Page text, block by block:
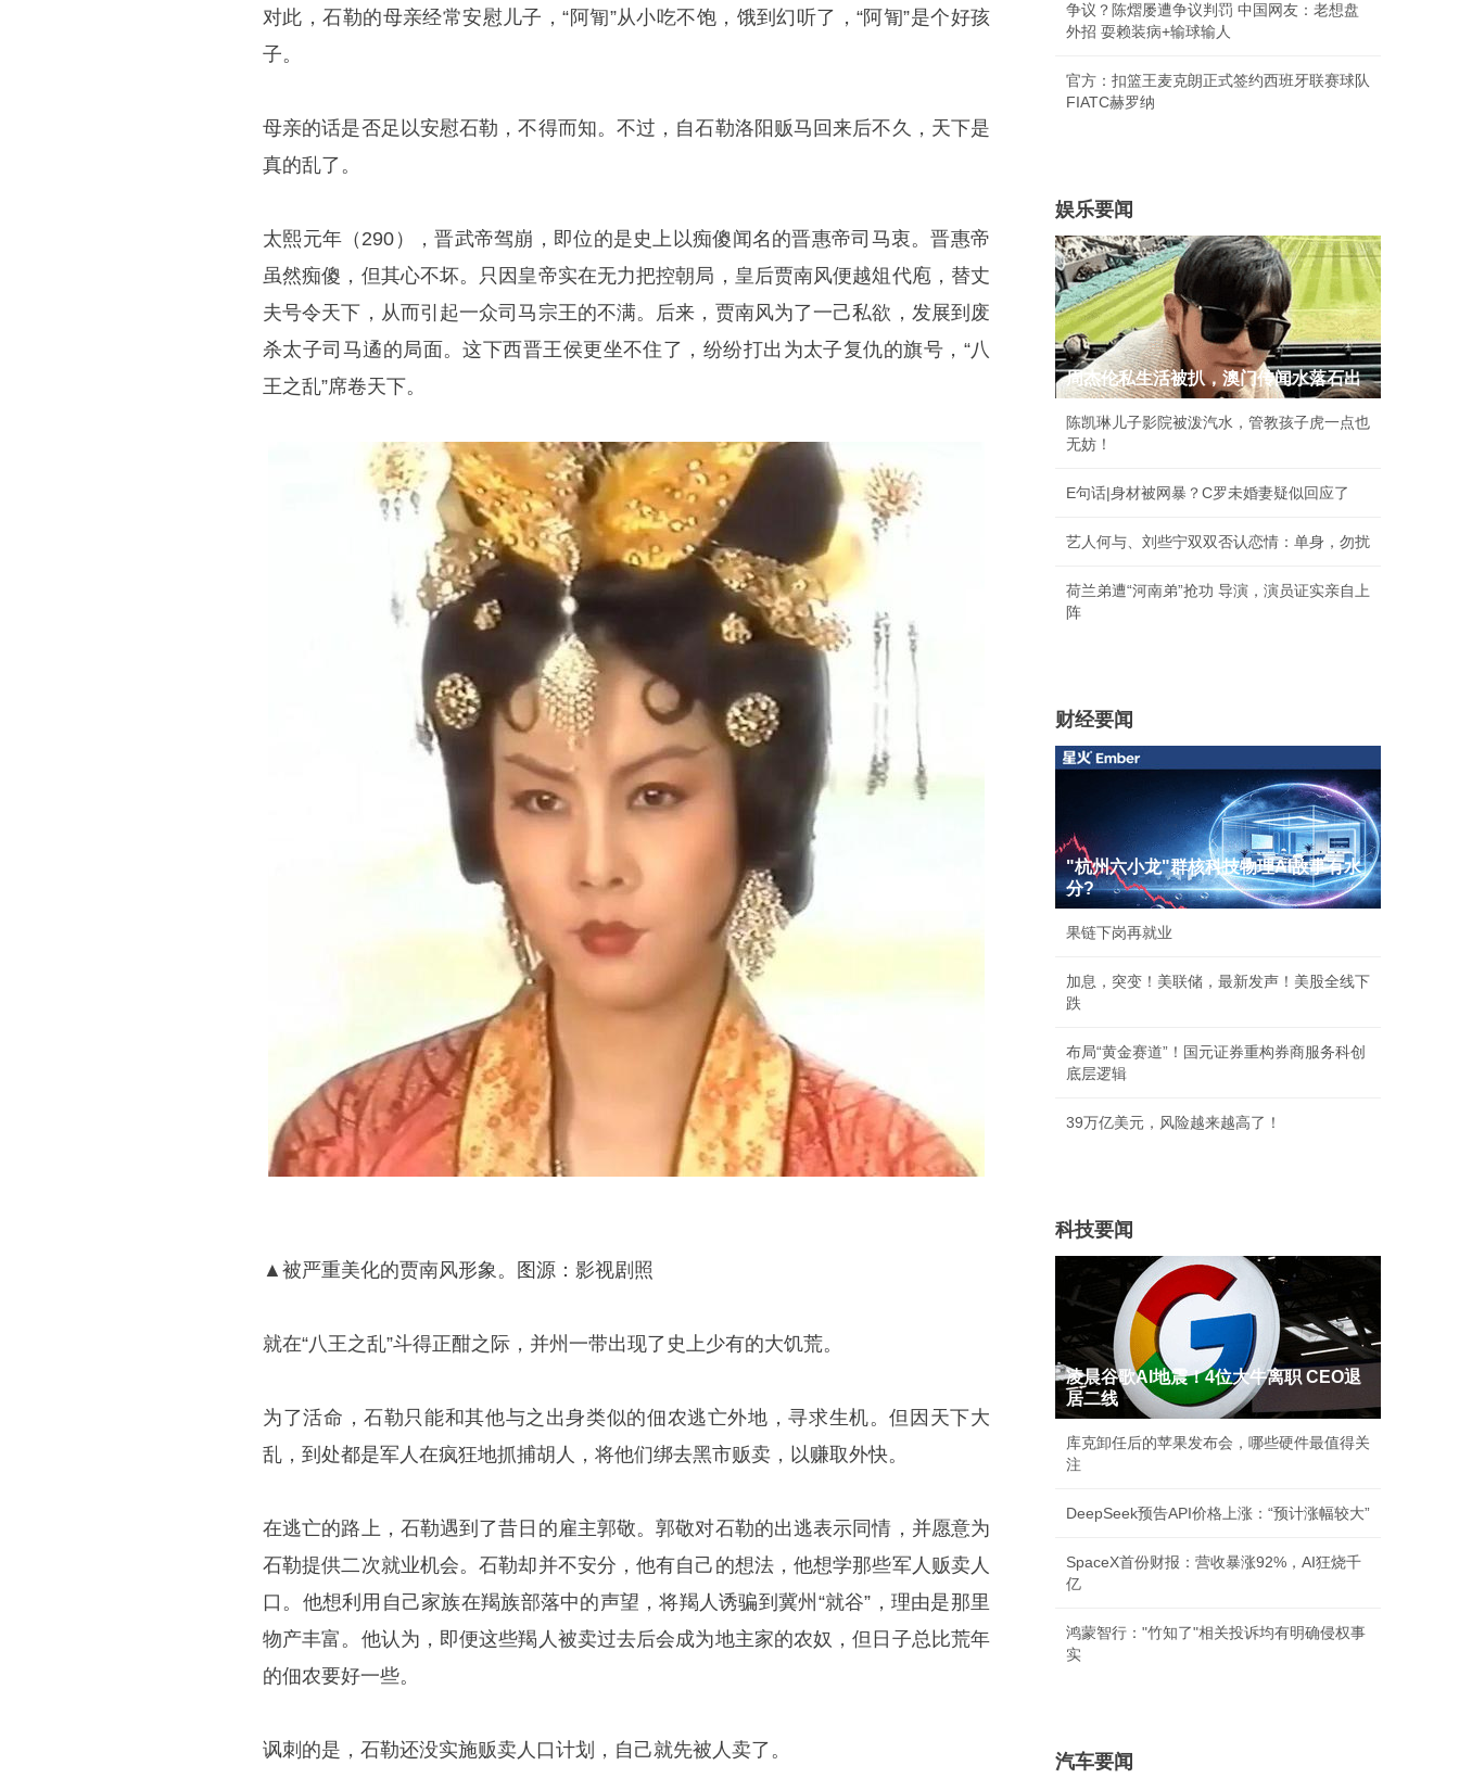
对此，石勒的母亲经常安慰儿子，“阿㔨”从小吃不饱，饿到幻听了，“阿㔨”是个好孩
子。
母亲的话是否足以安慰石勒，不得而知。不过，自石勒洛阳贩马回来后不久，天下是
真的乱了。
太熙元年（290），晋武帝驾崩，即位的是史上以痴傻闻名的晋惠帝司马衷。晋惠帝
虽然痴傻，但其心不坏。只因皇帝实在无力把控朝局，皇后贾南风便越俎代庖，替丈
夫号令天下，从而引起一众司马宗王的不满。后来，贾南风为了一己私欲，发展到废
杀太子司马遹的局面。这下西晋王侯更坐不住了，纷纷打出为太子复仇的旗号，“八
王之乱”席卷天下。
▲被严重美化的贾南风形象。图源：影视剧照
就在“八王之乱”斗得正酣之际，并州一带出现了史上少有的大饥荒。
为了活命，石勒只能和其他与之出身类似的佃农逃亡外地，寻求生机。但因天下大
乱，到处都是军人在疯狂地抓捕胡人，将他们绑去黑市贩卖，以赚取外快。
在逃亡的路上，石勒遇到了昔日的雇主郭敬。郭敬对石勒的出逃表示同情，并愿意为
石勒提供二次就业机会。石勒却并不安分，他有自己的想法，他想学那些军人贩卖人
口。他想利用自己家族在羯族部落中的声望，将羯人诱骗到冀州“就谷”，理由是那里
物产丰富。他认为，即便这些羯人被卖过去后会成为地主家的农奴，但日子总比荒年
的佃农要好一些。
讽刺的是，石勒还没实施贩卖人口计划，自己就先被人卖了。
争议？陈熠屡遭争议判罚 中国网友：老想盘
外招 耍赖装病+输球输人
官方：扣篮王麦克朗正式签约西班牙联赛球队
FIATC赫罗纳
娱乐要闻
周杰伦私生活被扒，澳门传闻水落石出
陈凯琳儿子影院被泼汽水，管教孩子虎一点也
无妨！
E句话|身材被网暴？C罗未婚妻疑似回应了
艺人何与、刘些宁双双否认恋情：单身，勿扰
荷兰弟遭“河南弟”抢功 导演，演员证实亲自上
阵
财经要闻
"杭州六小龙"群核科技物理AI故事有水
分?
果链下岗再就业
加息，突变！美联储，最新发声！美股全线下
跌
布局“黄金赛道”！国元证券重构券商服务科创
底层逻辑
39万亿美元，风险越来越高了！
科技要闻
凌晨谷歌AI地震！4位大牛离职 CEO退
居二线
库克卸任后的苹果发布会，哪些硬件最值得关
注
DeepSeek预告API价格上涨：“预计涨幅较大”
SpaceX首份财报：营收暴涨92%，AI狂烧千
亿
鸿蒙智行："竹知了"相关投诉均有明确侵权事
实
汽车要闻